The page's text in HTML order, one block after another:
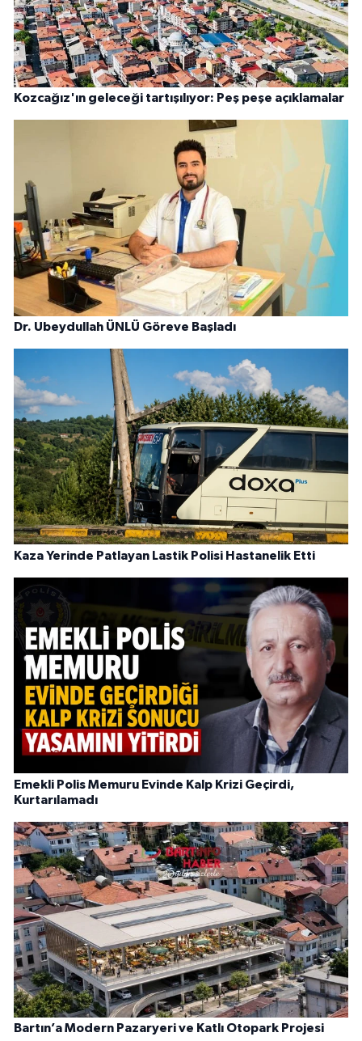
Kozcağız'ın geleceği tartışılıyor: Peş peşe açıklamalar
Dr. Ubeydullah ÜNLÜ Göreve Başladı
Kaza Yerinde Patlayan Lastik Polisi Hastanelik Etti
Emekli Polis Memuru Evinde Kalp Krizi Geçirdi,
Kurtarılamadı
Bartın’a Modern Pazaryeri ve Katlı Otopark Projesi